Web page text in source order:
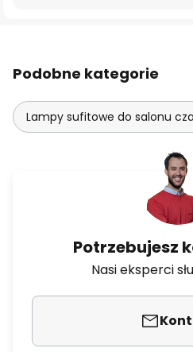
Podobne kategorie
Lampy sufitowe do salonu
Potrzebujesz
Nasi eksperci